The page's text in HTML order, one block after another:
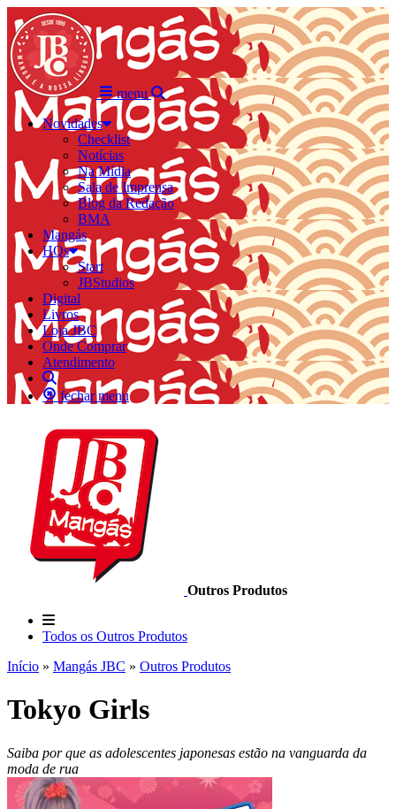
menu
Novidades
Checklist
Notícias
Na Mídia
Sala de Imprensa
Blog da Redação
BMA
Mangás
HQs
Start
JBStudios
Digital
Livros
Loja JBC
Onde Comprar
Atendimento
fechar menu
Outros Produtos
Todos os Outros Produtos
Início » Mangás JBC » Outros Produtos
Tokyo Girls
Saiba por que as adolescentes japonesas estão na vanguarda da
moda de rua